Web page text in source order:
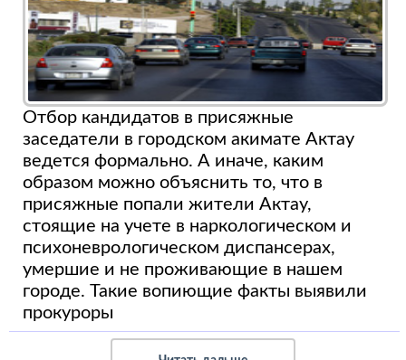
Отбор кандидатов в присяжные
заседатели в городском акимате Актау
ведется формально. А иначе, каким
образом можно объяснить то, что в
присяжные попали жители Актау,
стоящие на учете в наркологическом и
психоневрологическом диспансерах,
умершие и не проживающие в нашем
городе. Такие вопиющие факты выявили
прокуроры